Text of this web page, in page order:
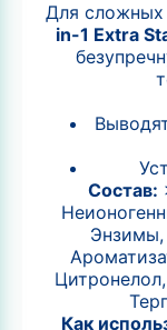
Для сложных
in-1 Extra
Состав:
Энзимы,
Как